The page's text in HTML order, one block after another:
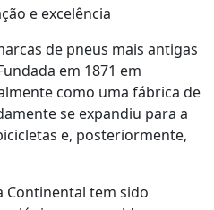
e excelência
de pneus mais antigas
em 1871 em
como uma fábrica de
se expandiu para a
e, posteriormente,
Continental tem sido